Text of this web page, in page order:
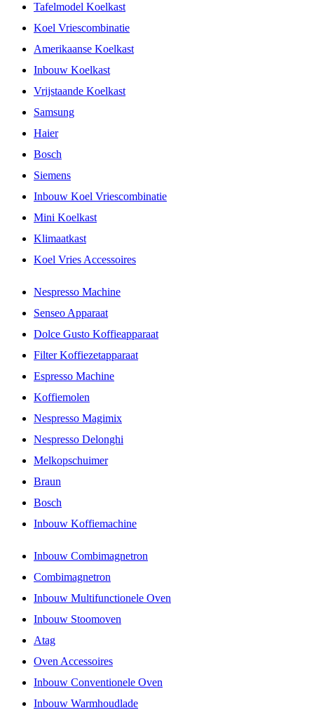
Tafelmodel Koelkast
Koel Vriescombinatie
Amerikaanse Koelkast
Inbouw Koelkast
Vrijstaande Koelkast
Samsung
Haier
Bosch
Siemens
Inbouw Koel Vriescombinatie
Mini Koelkast
Klimaatkast
Koel Vries Accessoires
Nespresso Machine
Senseo Apparaat
Dolce Gusto Koffieapparaat
Filter Koffiezetapparaat
Espresso Machine
Koffiemolen
Nespresso Magimix
Nespresso Delonghi
Melkopschuimer
Braun
Bosch
Inbouw Koffiemachine
Inbouw Combimagnetron
Combimagnetron
Inbouw Multifunctionele Oven
Inbouw Stoomoven
Atag
Oven Accessoires
Inbouw Conventionele Oven
Inbouw Warmhoudlade